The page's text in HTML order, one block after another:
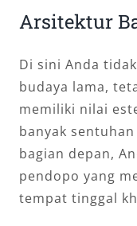
Arsitektur
Di sini Anda
budaya lama,
memiliki nilai
banyak
bagian depan,
pendopo yang
tempat tinggal